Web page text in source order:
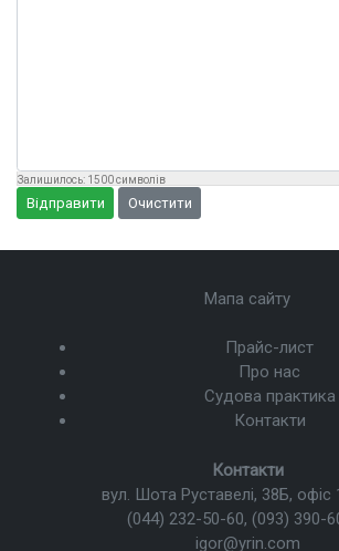
Залишилось: 1500символів
Відправити Очистити
Контакти
вул. Шота Руставелі, 38Б, офіс
(044) 232-50-60, (093) 390-
igor@yrin.com
Прайс-лист
Про нас
Судова практика
Контакти
Мапа сайту